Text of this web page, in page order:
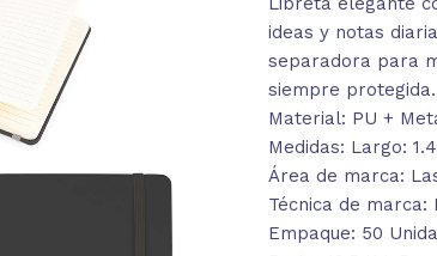
ideas y notas
separadora para
siempre
Material: PU +
Medidas: Largo:
Área de marca:
Técnica de
Empaque: 50